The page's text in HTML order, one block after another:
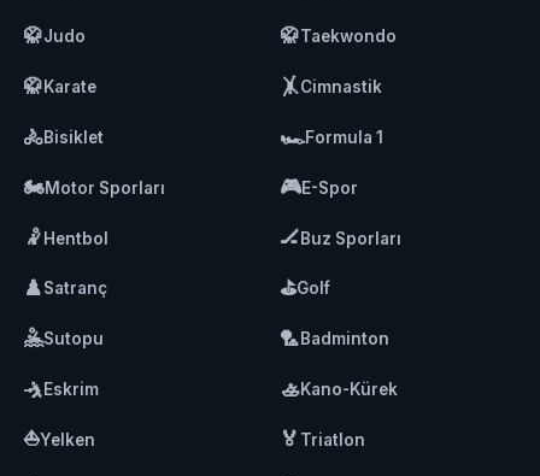
🥋Judo 🥋Taekwondo
🥋Karate 🤸Cimnastik
🚴Bisiklet 🏎️Formula 1
🏍️Motor Sporları 🎮E-Spor
🤾 Hentbol 🏒Buz Sporları
♟️Satranç ⛳Golf
🤽Sutopu 🏸Badminton
🤺Eskrim 🚣Kano-Kürek
⛵Yelken 🏅 Triatlon